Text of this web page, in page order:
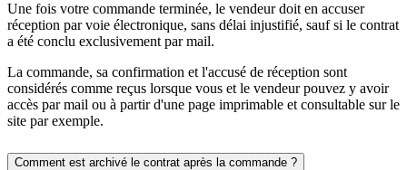
Une fois votre commande terminée, le vendeur doit en accuser
réception par voie électronique, sans délai injustifié, sauf si le contrat
a été conclu exclusivement par mail.
La commande, sa confirmation et l'accusé de réception sont
considérés comme reçus lorsque vous et le vendeur pouvez y avoir
accès par mail ou à partir d'une page imprimable et consultable sur le
site par exemple.
Comment est archivé le contrat après la commande ?